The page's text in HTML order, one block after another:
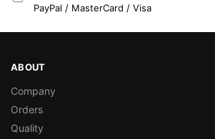
PayPal / MasterCard / Visa
ABOUT
Company
Orders
Quality